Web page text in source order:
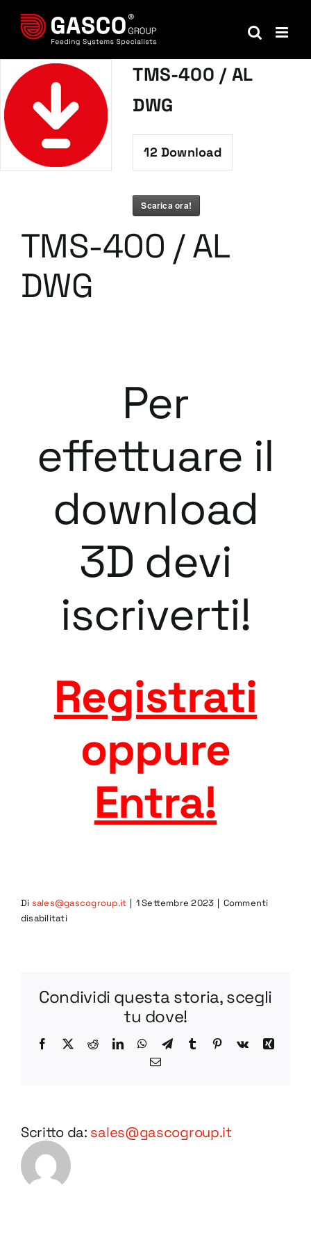
contenuto
TMS-400 / AL
DWG
12 Download
Scarica ora!
TMS-400 / AL
DWG
Per
effettuare il
download
3D devi
iscriverti!
Registrati
oppure
Entra!
Di sales@gascogroup.it | 1 Settembre 2023 | Commenti
disabilitatisu
DWG
Condividi questa storia, scegli
tu dove!
Facebook
X RedditLinkedInWhatsApp
TelegramTumblr Pinterest
Vk
Xing
Email
Scritto da: sales@gascogroup.it